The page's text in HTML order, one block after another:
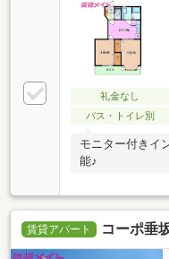
礼金なし
バス・トイレ別
モニター付きイ
能♪
賃貸アパート コーポ垂